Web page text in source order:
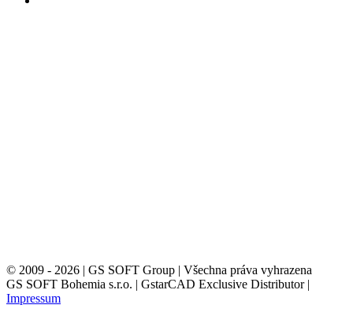
© 2009 - 2026 | GS SOFT Group | Všechna práva vyhrazena
GS SOFT Bohemia s.r.o. | GstarCAD Exclusive Distributor |
Impressum